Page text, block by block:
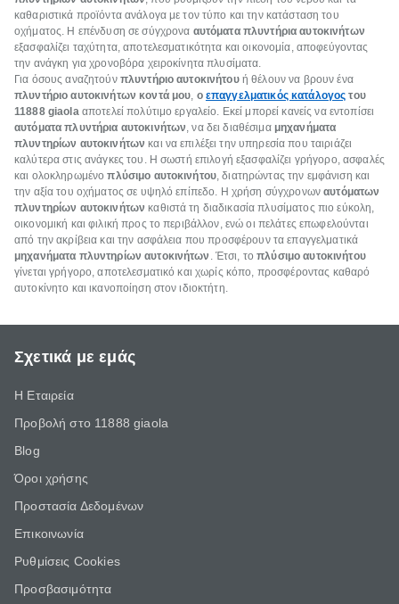
καθαριστικά προϊόντα ανάλογα με τον τύπο και την κατάσταση του
οχήματος. Η επένδυση σε σύγχρονα αυτόματα πλυντήρια αυτοκινήτων
εξασφαλίζει ταχύτητα, αποτελεσματικότητα και οικονομία, αποφεύγοντας
την ανάγκη για χρονοβόρα χειροκίνητα πλυσίματα.
Για όσους αναζητούν πλυντήριο αυτοκινήτουή θέλουν να βρουν ένα
πλυντήριο αυτοκινήτων κοντά μου, ο επαγγελματικός κατάλογος του
11888 giaolaαποτελεί πολύτιμο εργαλείο. Εκεί μπορεί κανείς να εντοπίσει
αυτόματα πλυντήρια αυτοκινήτων, να δει διαθέσιμα μηχανήματα
πλυντηρίων αυτοκινήτων και να επιλέξει την υπηρεσία που ταιριάζει
καλύτερα στις ανάγκες του. Η σωστή επιλογή εξασφαλίζει γρήγορο, ασφαλές
και ολοκληρωμένοπλύσιμο αυτοκινήτου, διατηρώντας την εμφάνιση και
την αξία του οχήματος σε υψηλό επίπεδο. Η χρήση σύγχρονωναυτόματων
πλυντηρίων αυτοκινήτων καθιστά τη διαδικασία πλυσίματος πιο εύκολη,
οικονομική και φιλική προς το περιβάλλον, ενώ οι πελάτες επωφελούνται
από την ακρίβεια και την ασφάλεια που προσφέρουν τα επαγγελματικά
μηχανήματα πλυντηρίων αυτοκινήτων . Έτσι, τοπλύσιμο αυτοκινήτου
γίνεται γρήγορο, αποτελεσματικό και χωρίς κόπο, προσφέροντας καθαρό
αυτοκίνητο και ικανοποίηση στον ιδιοκτήτη.
Σχετικά με εμάς
Η Εταιρεία
Προβολή στο 11888 giaola
Blog
Όροι χρήσης
Προστασία Δεδομένων
Επικοινωνία
Ρυθμίσεις Cookies
Προσβασιμότητα